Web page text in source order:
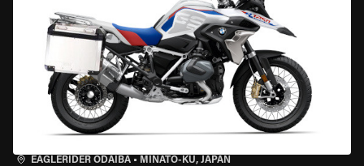
EAGLERIDER ODAIBA • MINATO-KU, JAPAN